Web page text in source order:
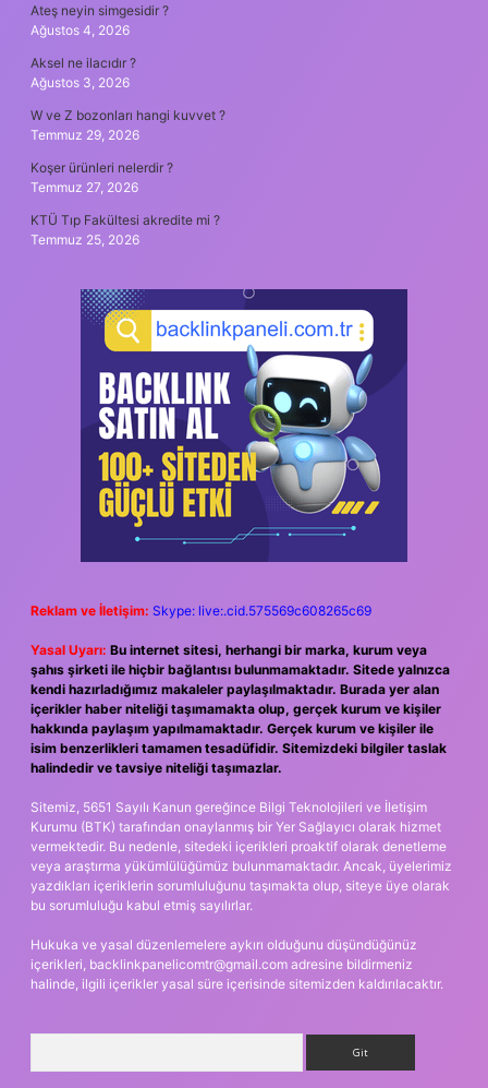
Ateş neyin simgesidir ?
Ağustos 4, 2026
Aksel ne ilacıdır ?
Ağustos 3, 2026
W ve Z bozonları hangi kuvvet ?
Temmuz 29, 2026
Koşer ürünleri nelerdir ?
Temmuz 27, 2026
KTÜ Tıp Fakültesi akredite mi ?
Temmuz 25, 2026
Reklam ve İletişim: Skype: live:.cid.575569c608265c69
Yasal Uyarı: Bu internet sitesi, herhangi bir marka, kurum veya
şahıs şirketi ile hiçbir bağlantısı bulunmamaktadır. Sitede yalnızca
kendi hazırladığımız makaleler paylaşılmaktadır. Burada yer alan
içerikler haber niteliği taşımamakta olup, gerçek kurum ve kişiler
hakkında paylaşım yapılmamaktadır. Gerçek kurum ve kişiler ile
isim benzerlikleri tamamen tesadüfidir. Sitemizdeki bilgiler taslak
halindedir ve tavsiye niteliği taşımazlar.
Sitemiz, 5651 Sayılı Kanun gereğince Bilgi Teknolojileri ve İletişim
Kurumu (BTK) tarafından onaylanmış bir Yer Sağlayıcı olarak hizmet
vermektedir. Bu nedenle, sitedeki içerikleri proaktif olarak denetleme
veya araştırma yükümlülüğümüz bulunmamaktadır. Ancak, üyelerimiz
yazdıkları içeriklerin sorumluluğunu taşımakta olup, siteye üye olarak
bu sorumluluğu kabul etmiş sayılırlar.
Hukuka ve yasal düzenlemelere aykırı olduğunu düşündüğünüz
içerikleri, backlinkpanelicomtr@gmail.com adresine bildirmeniz
halinde, ilgili içerikler yasal süre içerisinde sitemizden kaldırılacaktır.